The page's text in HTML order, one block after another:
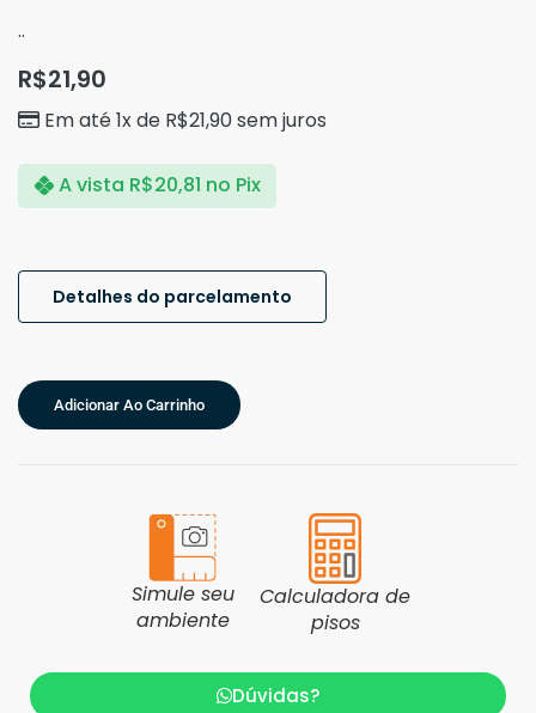
..
R$21,90
Em até 1x de R$21,90sem juros
A vista R$20,81 no Pix
Detalhes do parcelamento
Adicionar Ao Carrinho
Simule seu
ambiente
Calculadora de
pisos
Dúvidas?